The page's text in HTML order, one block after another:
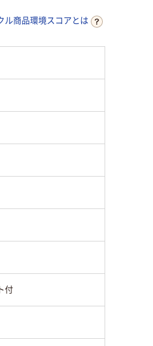
ザー付き
油性アルコール系イ
ル商品環境スコアとは
付